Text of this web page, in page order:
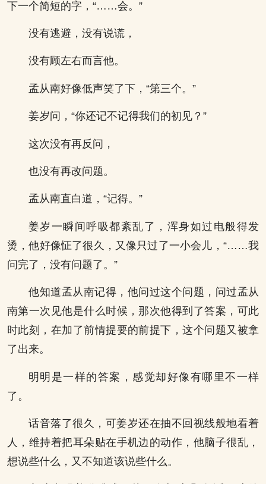
下一个简短的字，“……会。”
没有逃避，没有说谎，
没有顾左右而言他。
孟从南好像低声笑了下，“第三个。”
姜岁问，“你还记不记得我们的初见？”
这次没有再反问，
也没有再改问题。
孟从南直白道，“记得。”
姜岁一瞬间呼吸都紊乱了，浑身如过电般得发
烫，他好像怔了很久，又像只过了一小会儿，“……我
问完了，没有问题了。”
他知道孟从南记得，他问过这个问题，问过孟从
南第一次见他是什么时候，那次他得到了答案，可此
时此刻，在加了前情提要的前提下，这个问题又被拿
了出来。
明明是一样的答案，感觉却好像有哪里不一样
了。
话音落了很久，可姜岁还在抽不回视线般地看着
人，维持着把耳朵贴在手机边的动作，他脑子很乱，
想说些什么，又不知道该说些什么。